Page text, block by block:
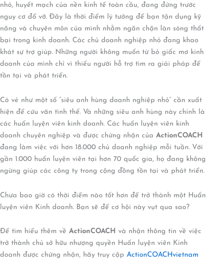
nhỏ, huyết mạch của nền kinh tế toàn cầu, đang đứng trước
nguy cơ đổ vỡ. Đây là thời điểm lý tưởng để bạn tận dụng kỹ
năng và chuyên môn của mình nhằm ngăn chặn làn sóng thất
bại trong kinh doanh. Các chủ doanh nghiệp nhỏ đang khao
khát sự trợ giúp. Những người không muốn từ bỏ giấc mơ kinh
doanh của mình chỉ vì thiếu người hỗ trợ tìm ra giải pháp để
tồn tại và phát triển.
Có vẻ như một số “siêu anh hùng doanh nghiệp nhỏ” cần xuất
hiện để cứu vãn tình thế. Và những siêu anh hùng này chính là
các huấn luyện viên kinh doanh. Các huấn luyện viên kinh
doanh chuyên nghiệp và được chứng nhận của ActionCOACH
đang làm việc với hơn 18.000 chủ doanh nghiệp mỗi tuần. Với
gần 1.000 huấn luyện viên tại hơn 70 quốc gia, họ đang không
ngừng giúp các công ty trong cộng đồng tồn tại và phát triển.
Chưa bao giờ có thời điểm nào tốt hơn để trở thành một Huấn
luyện viên Kinh doanh. Bạn sẽ để cơ hội này vụt qua sao?
Để tìm hiểu thêm về ActionCOACH và nhận thông tin về việc
trở thành chủ sở hữu nhượng quyền Huấn luyện viên Kinh
doanh được chứng nhận, hãy truy cập ActionCOACHvietnam